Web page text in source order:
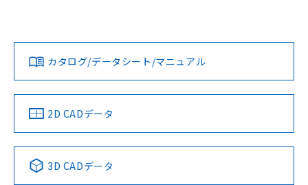
ダウンロードデータをご利用いただく前に、以下を必ずお読
みください。
ソフトウェアの使用条件
対応済み
中国 RoHS 注意事項・凡例
Pb Hg Cd Cr(VI)
LR型式承認
（イギリス
船舶規格）
DNV型式承認
（ノルウェー
BV型式承認
（フランス
KR型式
（韓国
No No No No
この製品の規格認証/適合状況ページへ
カタログ/データシート/マニュアル
2D CADデータ
3D CADデータ